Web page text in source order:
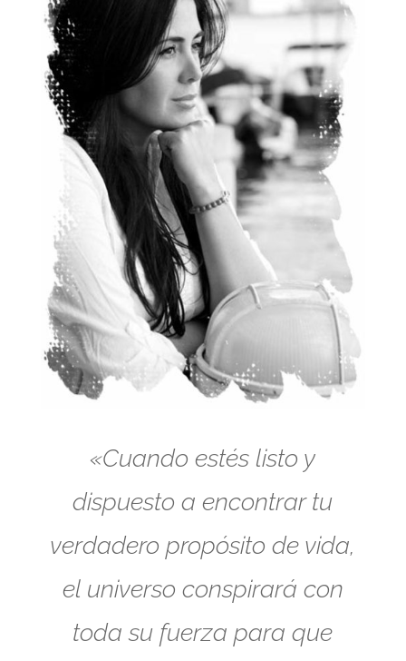
«Cuando estés listo y
dispuesto a encontrar tu
verdadero propósito de vida,
el universo conspirará con
toda su fuerza para que